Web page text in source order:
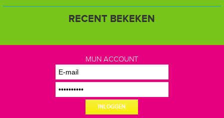
RECENT BEKEKEN
MIJN ACCOUNT
INLOGGEN